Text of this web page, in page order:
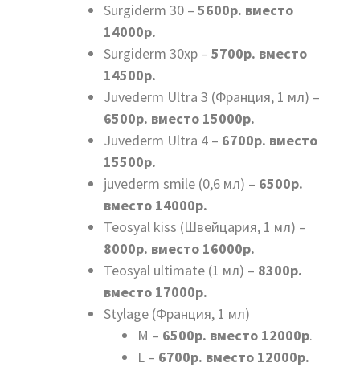
Surgiderm 30 – 5600р. вместо
14000р.
Surgiderm 30хр – 5700р. вместо
14500р.
Juvederm Ultra 3 (Франция, 1 мл) –
6500р. вместо 15000р.
Juvederm Ultra 4 – 6700р. вместо
15500р.
juvederm smile (0,6 мл) – 6500р.
вместо 14000р.
Teosyal kiss (Швейцария, 1 мл) –
8000р. вместо 16000р.
Teosyal ultimate (1 мл) – 8300р.
вместо 17000р.
Stylage (Франция, 1 мл)
М – 6500р. вместо 12000р.
L – 6700р. вместо 12000р.